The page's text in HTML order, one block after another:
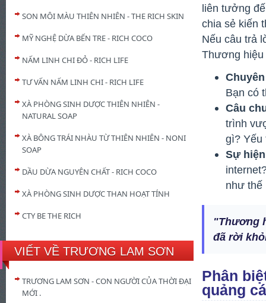
SON MÔI MÀU THIÊN NHIÊN - THE RICH SKIN
MỸ NGHỆ DỪA BẾN TRE - RICH COCO
NẤM LINH CHI ĐỎ - RICH LIFE
TƯ VẤN NẤM LINH CHI - RICH LIFE
XÀ PHÒNG SINH DƯỢC THIÊN NHIÊN -
NATURAL SOAP
XÀ BÔNG TRÁI NHÀU TỪ THIÊN NHIÊN - NONI
SOAP
DẦU DỪA NGUYÊN CHẤT - RICH COCO
XÀ PHÒNG SINH DƯỢC THAN HOẠT TÍNH
CTY BE THE RICH
VIẾT VỀ TRƯƠNG LAM SƠN
TRƯƠNG LAM SƠN - CON NGƯỜI CỦA THỜI ĐẠI
MỚI .
liên tưởng
chia sẻ kiến
Nếu câu trả
Thương hiệu
Bạn có
Câu
trình
gì? Yếu
Sự
như thế
"Thương
đã rời
Phân
quảng